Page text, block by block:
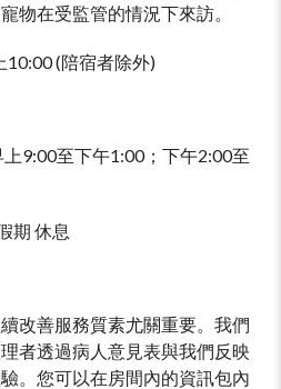
物在受監管的情況下來訪。
10:00 (陪宿者除外)
9:00至下午1:00；下午2:00至
休息
改善服務質素尤關重要。我們
者透過病人意見表與我們反映
。您可以在房間內的資訊包內